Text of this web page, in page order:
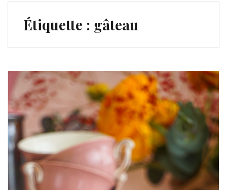
Étiquette : gâteau